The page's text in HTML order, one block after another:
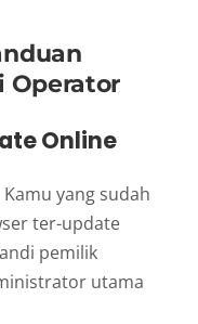
Operator
Online
yang sudah
ter-update
pemilik
utama